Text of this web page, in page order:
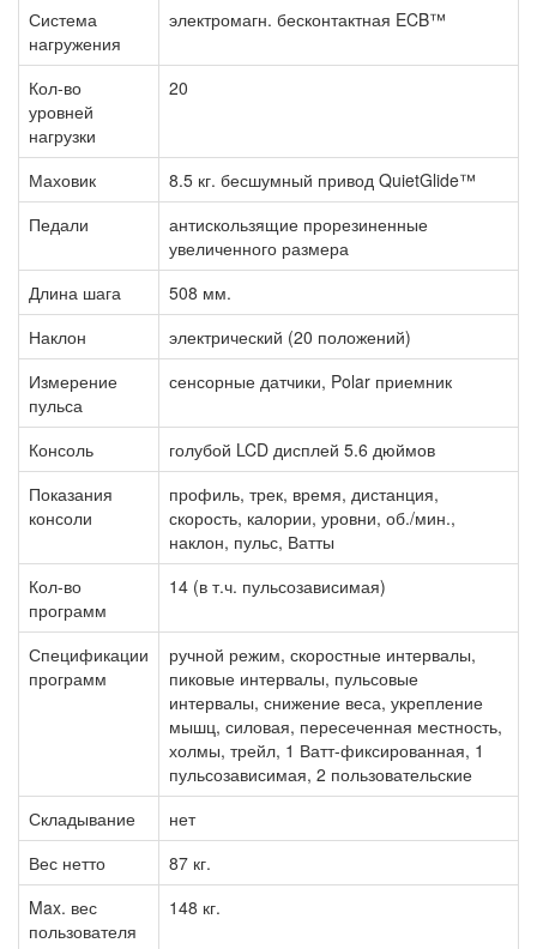
Система
нагружения
электромагн. бесконтактная ECB™
Кол-во
уровней
нагрузки
20
Маховик
8.5 кг. бесшумный привод QuietGlide™
Педали
антискользящие прорезиненные
увеличенного размера
Длина шага
508 мм.
Наклон
электрический (20 положений)
Измерение
пульса
сенсорные датчики, Polar приемник
Консоль
голубой LCD дисплей 5.6 дюймов
Показания
консоли
профиль, трек, время, дистанция,
скорость, калории, уровни, об./мин.,
наклон, пульс, Ватты
Кол-во
программ
14 (в т.ч. пульсозависимая)
Спецификации
программ
ручной режим, скоростные интервалы,
пиковые интервалы, пульсовые
интервалы, снижение веса, укрепление
мышц, силовая, пересеченная местность,
холмы, трейл, 1 Ватт-фиксированная, 1
пульсозависимая, 2 пользовательские
Складывание
нет
Вес нетто
87 кг.
Max. вес
пользователя
148 кг.